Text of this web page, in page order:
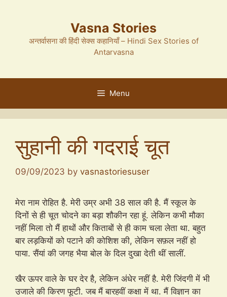
Vasna Stories
अन्तर्वासना की हिंदी सेक्स कहानियाँ – Hindi Sex Stories of
Antarvasna
Menu
सुहानी की गदराई चूत
09/09/2023 by vasnastoriesuser
मेरा नाम रोहित है. मेरी उम्र अभी 38 साल की है. मैं स्कूल के
दिनों से ही चूत चोदने का बड़ा शौकीन रहा हूं. लेकिन कभी मौका
नहीं मिला तो मैं हाथों और किताबों से ही काम चला लेता था. बहुत
बार लड़कियों को पटाने की कोशिश की, लेकिन सफ़ल नहीं हो
पाया. सैंयां की जगह भैया बोल के दिल दुखा देती थीं सालीं.
खैर ऊपर वाले के घर देर है, लेकिन अंधेर नहीं है. मेरी जिंदगी में भी
उजाले की किरण फूटी. जब मैं बारहवीं कक्षा में था. मैं विज्ञान का